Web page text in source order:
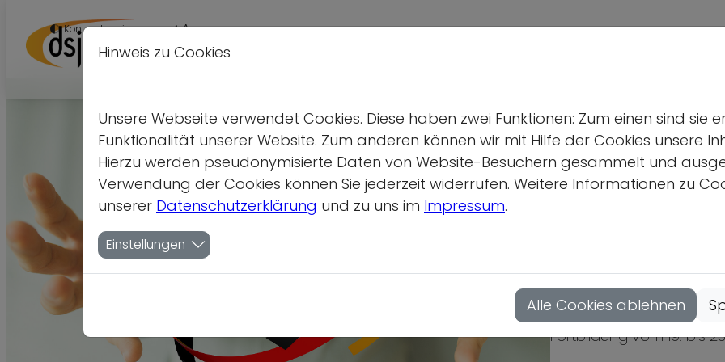
Kontrastversion A A A
Bewegte
deutsch-
Fortbildung vom 19. bis
Hinweis zu Cookies
Unsere Webseite verwendet Cookies. Diese haben zwei Funktionen: Zum einen sind
Funktionalität unserer Website. Zum anderen können wir mit Hilfe der Cookies unsere
Hierzu werden pseudonymisierte Daten von Website-Besuchern gesammelt und
Verwendung der Cookies können Sie jederzeit widerrufen. Weitere Informationen zu
unserer Datenschutzerklärung und zu uns im Impressum.
Einstellungen
Alle Cookies ablehnen